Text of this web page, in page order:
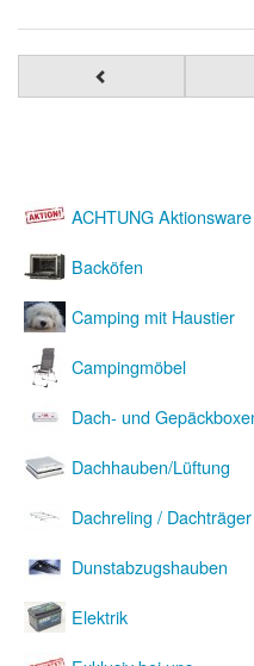
ACHTUNG Aktionsware
Backöfen
Camping mit Haustier
Campingmöbel
Dach- und
Dachhauben/Lüftung
Dachreling / Dachträger
Dunstabzugshauben
Elektrik